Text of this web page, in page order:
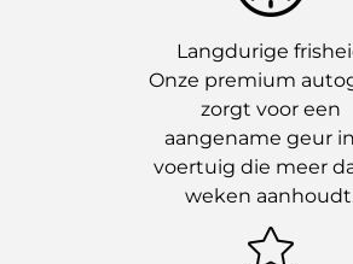
Langdurige
Onze premium
zorgt voor een
aangename geur
voertuig die meer
weken